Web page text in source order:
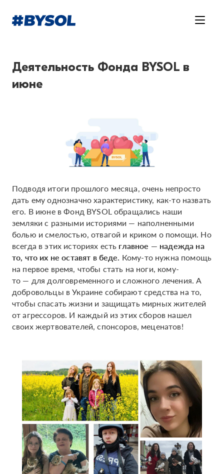
Деятельность Фонда BYSOL в
июне
Подводя итоги прошлого месяца, очень непросто
дать ему однозначно характеристику, как-то назвать
его. В июне в Фонд BYSOL обращались наши
земляки с разными историями — наполненными
болью и смелостью, отвагой и криком о помощи. Но
всегда в этих историях есть главное — надежда на
то, что их не оставят в беде. Кому-то нужна помощь
на первое время, чтобы стать на ноги, кому-
то — для долговременного и сложного лечения. А
добровольцы в Украине собирают средства на то,
чтобы спасать жизни и защищать мирных жителей
от агрессоров. И каждый из этих сборов нашел
своих жертвователей, спонсоров, меценатов!